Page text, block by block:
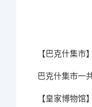
【巴克什集市】
巴克什集市一
【皇家博物馆】